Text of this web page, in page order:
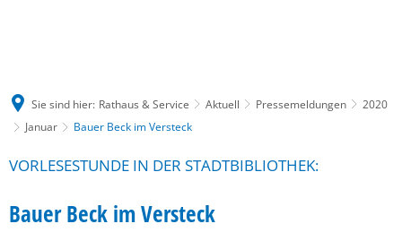
Sie sind hier: Rathaus & Service Aktuell Pressemeldungen
2020
Januar
Bauer Beck im Versteck
VORLESESTUNDE IN DER STADTBIBLIOTHEK:
Bauer Beck im Versteck